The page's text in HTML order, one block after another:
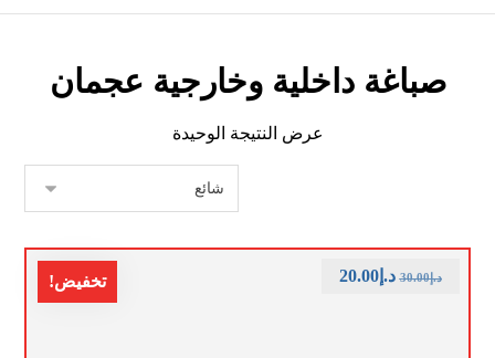
صباغة داخلية وخارجية عجمان
عرض النتيجة الوحيدة
تخفيض! د.إ30.00 د.إ20.00